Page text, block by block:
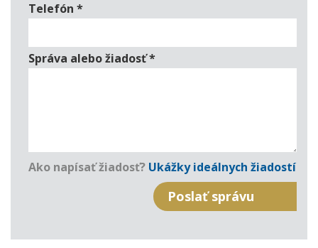
Telefón *
Správa alebo žiadosť*
Ako napísať žiadosť? Ukážky ideálnych žiadostí